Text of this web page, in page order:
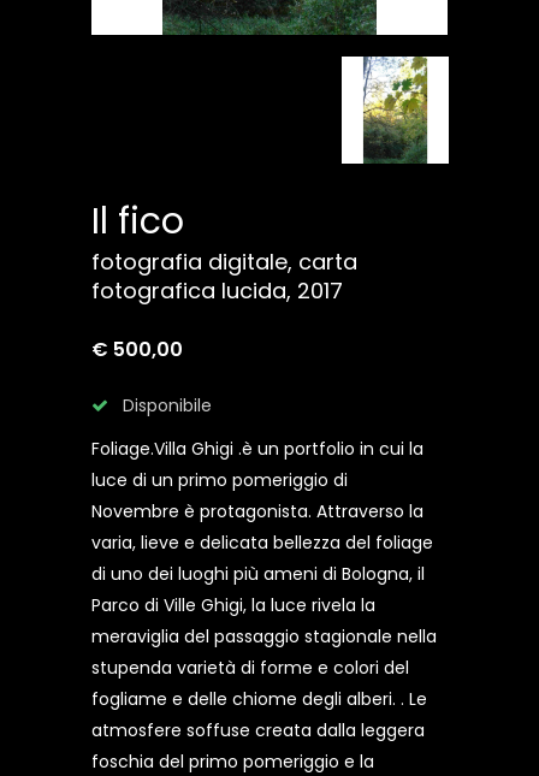
Il fico
fotografia digitale, carta
fotografica lucida, 2017
€ 500,00
Disponibile
Foliage.Villa Ghigi .è un portfolio in cui la
luce di un primo pomeriggio di
Novembre è protagonista. Attraverso la
varia, lieve e delicata bellezza del foliage
di uno dei luoghi più ameni di Bologna, il
Parco di Ville Ghigi, la luce rivela la
meraviglia del passaggio stagionale nella
stupenda varietà di forme e colori del
fogliame e delle chiome degli alberi. . Le
atmosfere soffuse creata dalla leggera
foschia del primo pomeriggio e la